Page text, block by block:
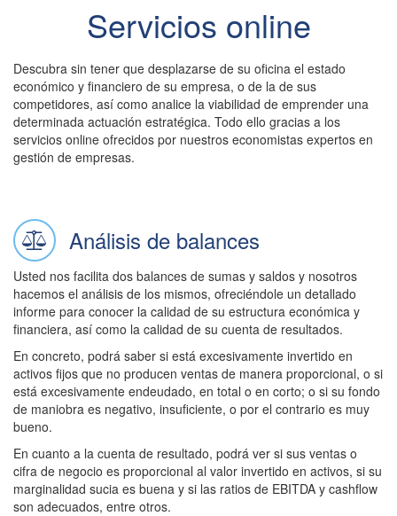
Servicios online
Descubra sin tener que desplazarse de su oficina el estado
económico y financiero de su empresa, o de la de sus
competidores, así como analice la viabilidad de emprender una
determinada actuación estratégica. Todo ello gracias a los
servicios online ofrecidos por nuestros economistas expertos en
gestión de empresas.
Análisis de balances
Usted nos facilita dos balances de sumas y saldos y nosotros
hacemos el análisis de los mismos, ofreciéndole un detallado
informe para conocer la calidad de su estructura económica y
financiera, así como la calidad de su cuenta de resultados.
En concreto, podrá saber si está excesivamente invertido en
activos fijos que no producen ventas de manera proporcional, o si
está excesivamente endeudado, en total o en corto; o si su fondo
de maniobra es negativo, insuficiente, o por el contrario es muy
bueno.
En cuanto a la cuenta de resultado, podrá ver si sus ventas o
cifra de negocio es proporcional al valor invertido en activos, si su
marginalidad sucia es buena y si las ratios de EBITDA y cashflow
son adecuados, entre otros.